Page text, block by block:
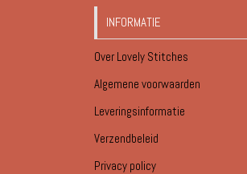
INFORMATIE
Over Lovely Stitches
Algemene voorwaarden
Leveringsinformatie
Verzendbeleid
Privacy policy